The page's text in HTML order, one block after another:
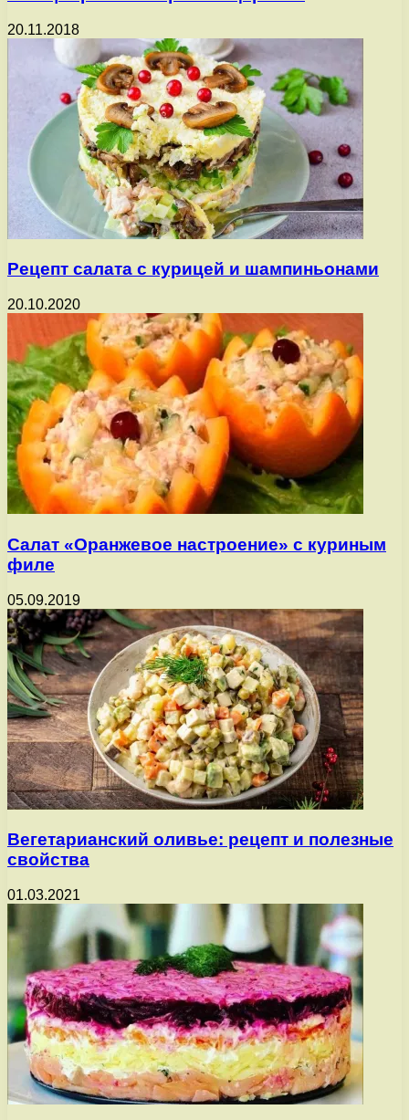
20.11.2018
Рецепт салата с курицей и шампиньонами
20.10.2020
Салат «Оранжевое настроение» с куриным
филе
05.09.2019
Вегетарианский оливье: рецепт и полезные
свойства
01.03.2021